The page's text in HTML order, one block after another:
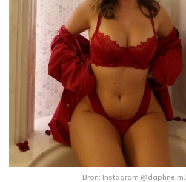
Bron: Instagram